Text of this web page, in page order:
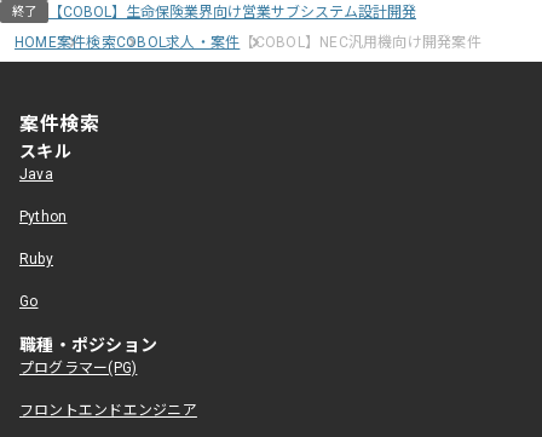
終了
【COBOL】生命保険業界向け営業サブシステム設計開発
HOME案件検索COBOL求人・案件 【COBOL】NEC汎用機向け開発案件
案件検索
スキル
Java
Python
Ruby
Go
職種・ポジション
プログラマー(PG)
フロントエンドエンジニア